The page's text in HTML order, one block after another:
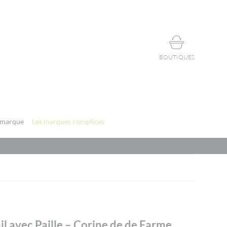
BOUTIQUES
Les marques complices